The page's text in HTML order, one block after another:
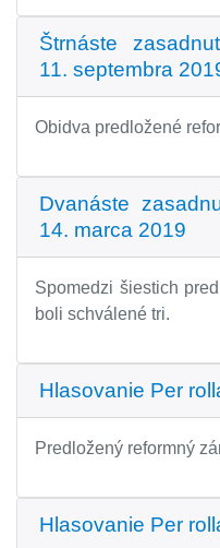
Štrnáste
11. septembra
Obidva predložené
Dvanáste
14. marca 2019
Spomedzi šiestich
boli schválené tri.
Hlasovanie Per
Predložený reformný
Hlasovanie Per